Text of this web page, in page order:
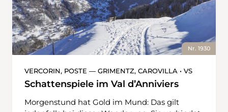
Nr. 1930
VERCORIN, POSTE — GRIMENTZ, CAROVILLA • VS
Schattenspiele im Val d’Anniviers
Morgenstund hat Gold im Mund: Das gilt